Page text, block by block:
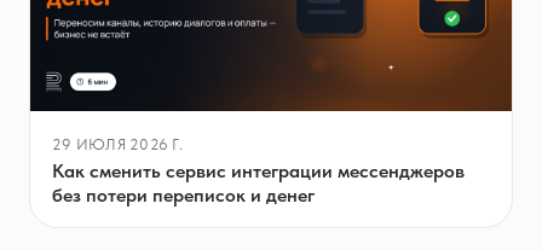
29 ИЮЛЯ 2026 Г.
Как сменить сервис интеграции мессенджеров
без потери переписок и денег